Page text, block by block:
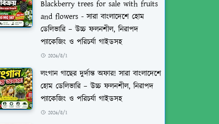
Blackberry trees for sale with fruits
and flowers - সারা বাংলাদেশে হোম
ডেলিভারি – উচ্চ ফলনশীল, নিরাপদ
প্যাকেজিং ও পরিচর্যা গাইডসহ
2026/8/1
লংগান গাছের দুর্দান্ত অফার! সারা বাংলাদেশে
হোম ডেলিভারি – উচ্চ ফলনশীল, নিরাপদ
প্যাকেজিং ও পরিচর্যা গাইডসহ
2026/8/1